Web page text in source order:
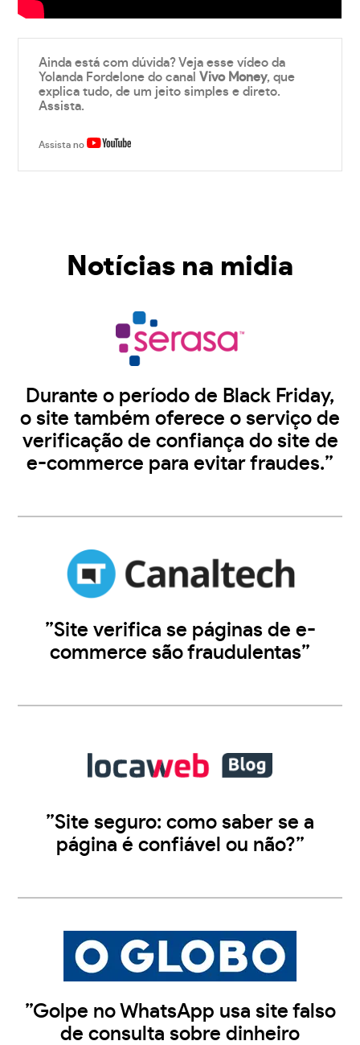
Ainda está com dúvida? Veja esse vídeo da
Yolanda Fordelone do canalVivo Money, que
explica tudo, de um jeito simples e direto.
Assista.
Assista no
Notícias na midia
Durante o período de Black Friday,
o site também oferece o serviço de
verificação de confiança do site de
e-commerce para evitar fraudes.”
”Site verifica se páginas de e-
commerce são fraudulentas”
”Site seguro: como saber se a
página é confiável ou não?”
”Golpe no WhatsApp usa site falso
de consulta sobre dinheiro